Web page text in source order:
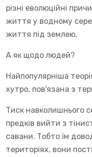
різні еволюційні
життя у водному
життя під землею.
А як щодо людей?
Найпопулярніша
хутро, пов'язана з
Тиск навколишнього
предків вийти з
савани. Тобто їм
територіях, вони